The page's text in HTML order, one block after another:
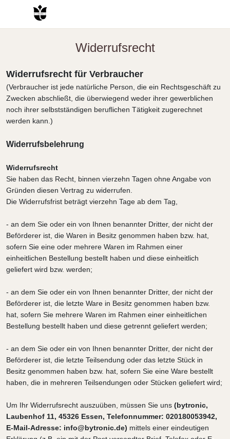
Widerrufs­recht
Widerrufsrecht für Verbraucher
(Verbraucher ist jede natürliche Person, die ein Rechtsgeschäft zu
Zwecken abschließt, die überwiegend weder ihrer gewerblichen
noch ihrer selbstständigen beruflichen Tätigkeit zugerechnet
werden kann.)
Widerrufsbelehrung
Widerrufsrecht
Sie haben das Recht, binnen vierzehn Tagen ohne Angabe von
Gründen diesen Vertrag zu widerrufen.
Die Widerrufsfrist beträgt vierzehn Tage ab dem Tag,
- an dem Sie oder ein von Ihnen benannter Dritter, der nicht der
Beförderer ist, die Waren in Besitz genommen haben bzw. hat,
sofern Sie eine oder mehrere Waren im Rahmen einer
einheitlichen Bestellung bestellt haben und diese einheitlich
geliefert wird bzw. werden;
- an dem Sie oder ein von Ihnen benannter Dritter, der nicht der
Beförderer ist, die letzte Ware in Besitz genommen haben bzw.
hat, sofern Sie mehrere Waren im Rahmen einer einheitlichen
Bestellung bestellt haben und diese getrennt geliefert werden;
- an dem Sie oder ein von Ihnen benannter Dritter, der nicht der
Beförderer ist, die letzte Teilsendung oder das letzte Stück in
Besitz genommen haben bzw. hat, sofern Sie eine Ware bestellt
haben, die in mehreren Teilsendungen oder Stücken geliefert wird;
Um Ihr Widerrufsrecht auszuüben, müssen Sie uns (bytronic,
Laubenhof 11, 45326 Essen, Telefonnummer: 020180053942,
E-Mail-Adresse: info@bytronic.de) mittels einer eindeutigen